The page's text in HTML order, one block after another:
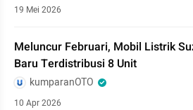
19 Mei 2026
Meluncur Februari, Mobil Listrik
Baru Terdistribusi 8 Unit
kumparanOTO
10 Apr 2026